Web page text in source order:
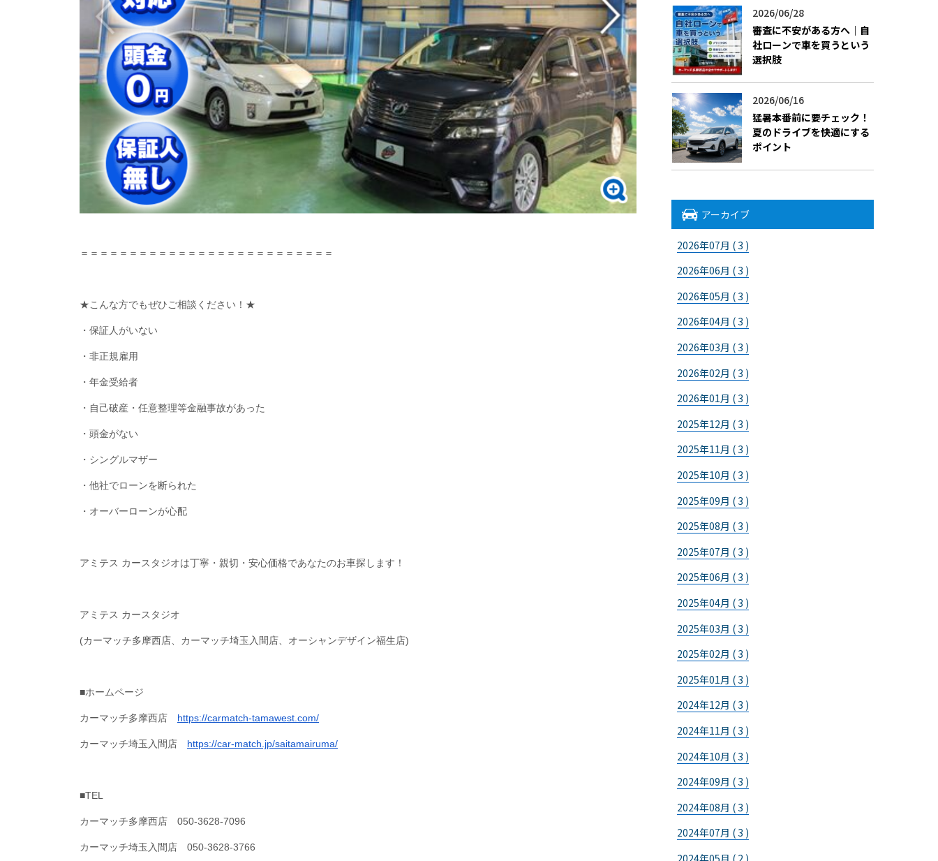
＝＝＝＝＝＝＝＝＝＝＝＝＝＝＝＝＝＝＝＝＝＝＝＝＝＝
★こんな方でもぜひご相談ください！★
・保証人がいない
・非正規雇用
・年金受給者
・自己破産・任意整理等金融事故があった
・頭金がない
・シングルマザー
・他社でローンを断られた
・オーバーローンが心配
アミテス カースタジオは丁寧・親切・安心価格であなたのお車探します！
アミテス カースタジオ
(カーマッチ多摩西店、カーマッチ埼玉入間店、オーシャンデザイン福生店)
■ホームページ
カーマッチ多摩西店 https://carmatch-tamawest.com/
カーマッチ埼玉入間店 https://car-match.jp/saitamairuma/
■TEL
カーマッチ多摩西店 050-3628-7096
カーマッチ埼玉入間店 050-3628-3766
2026/06/28
審査に不安がある方へ｜自
社ローンで車を買うという
選択肢
2026/06/16
猛暑本番前に要チェック！
夏のドライブを快適にする
ポイント
アーカイブ
2026年07月 ( 3 )
2026年06月 ( 3 )
2026年05月 ( 3 )
2026年04月 ( 3 )
2026年03月 ( 3 )
2026年02月 ( 3 )
2026年01月 ( 3 )
2025年12月 ( 3 )
2025年11月 ( 3 )
2025年10月 ( 3 )
2025年09月 ( 3 )
2025年08月 ( 3 )
2025年07月 ( 3 )
2025年06月 ( 3 )
2025年04月 ( 3 )
2025年03月 ( 3 )
2025年02月 ( 3 )
2025年01月 ( 3 )
2024年12月 ( 3 )
2024年11月 ( 3 )
2024年10月 ( 3 )
2024年09月 ( 3 )
2024年08月 ( 3 )
2024年07月 ( 3 )
2024年05月 ( 2 )